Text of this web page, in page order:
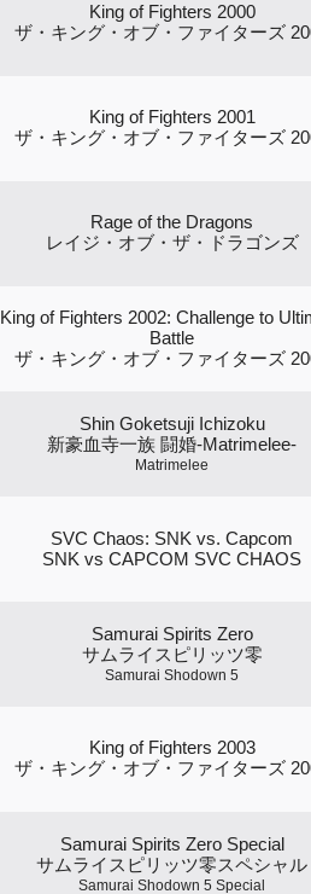
King of Fighters 2000
ザ・キング・オブ・ファイターズ
King of Fighters 2001
ザ・キング・オブ・ファイターズ
Rage of the Dragons
レイジ・オブ・ザ・ドラゴンズ
King of Fighters 2002: Challenge to
Battle
ザ・キング・オブ・ファイターズ
Shin Goketsuji Ichizoku
新豪血寺一族 闘婚-Matrimelee-
Matrimelee
SVC Chaos: SNK vs. Capcom
SNK vs CAPCOM SVC CHAOS
Samurai Spirits Zero
サムライスピリッツ零
Samurai Shodown 5
King of Fighters 2003
ザ・キング・オブ・ファイターズ
Samurai Spirits Zero Special
サムライスピリッツ零スペシャル
Samurai Shodown 5 Special